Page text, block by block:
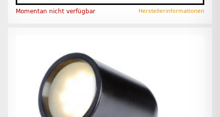
Momentan nicht verfügbar Herstellerinformationen